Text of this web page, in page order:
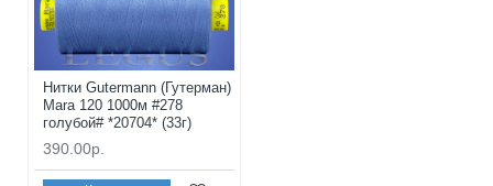
Нитки Gutermann (Гутерман)
Mara 120 1000м #278
голубой# *20704* (33г)
390.00р.